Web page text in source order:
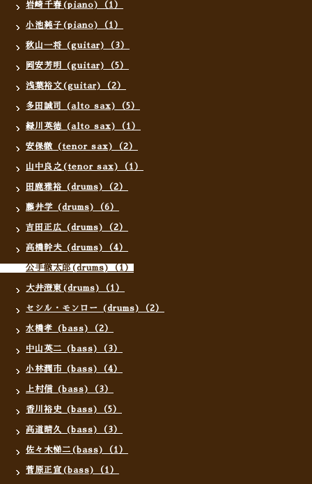
岩崎千春(piano)（1）
小池純子(piano)（1）
秋山一将 (guitar)（3）
岡安芳明 (guitar)（5）
浅葉裕文(guitar)（2）
多田誠司 (alto sax)（5）
緑川英徳 (alto sax)（1）
安保徹 (tenor sax)（2）
山中良之(tenor sax)（1）
田鹿雅裕 (drums)（2）
藤井学 (drums)（6）
吉田正広 (drums)（2）
高橋幹夫 (drums)（4）
公手徹太郎(drums)（1）
大井澄東(drums)（1）
セシル・モンロー (drums)（2）
水橋孝 (bass)（2）
中山英二 (bass)（3）
小林潤市 (bass)（4）
上村信 (bass)（3）
香川裕史 (bass)（5）
高道晴久 (bass)（3）
佐々木悌二(bass)（1）
菅原正宣(bass)（1）